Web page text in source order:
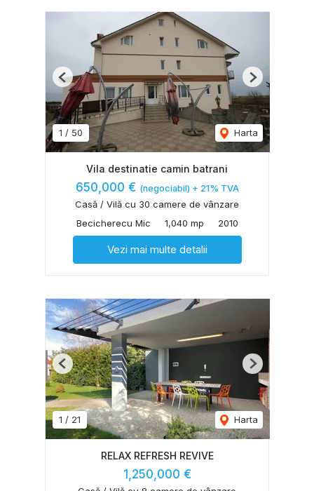
1 / 50 Harta
Previous Next
Vila destinatie camin batrani
650,000 € (negociabil) + 21% TVA
Casă / Vilă cu 30 camere de vânzare
Becicherecu Mic
1,040 mp 2010
Vezi mai multe detalii
1 / 21 Harta
Previous Next
RELAX REFRESH REVIVE
1,250,000 €